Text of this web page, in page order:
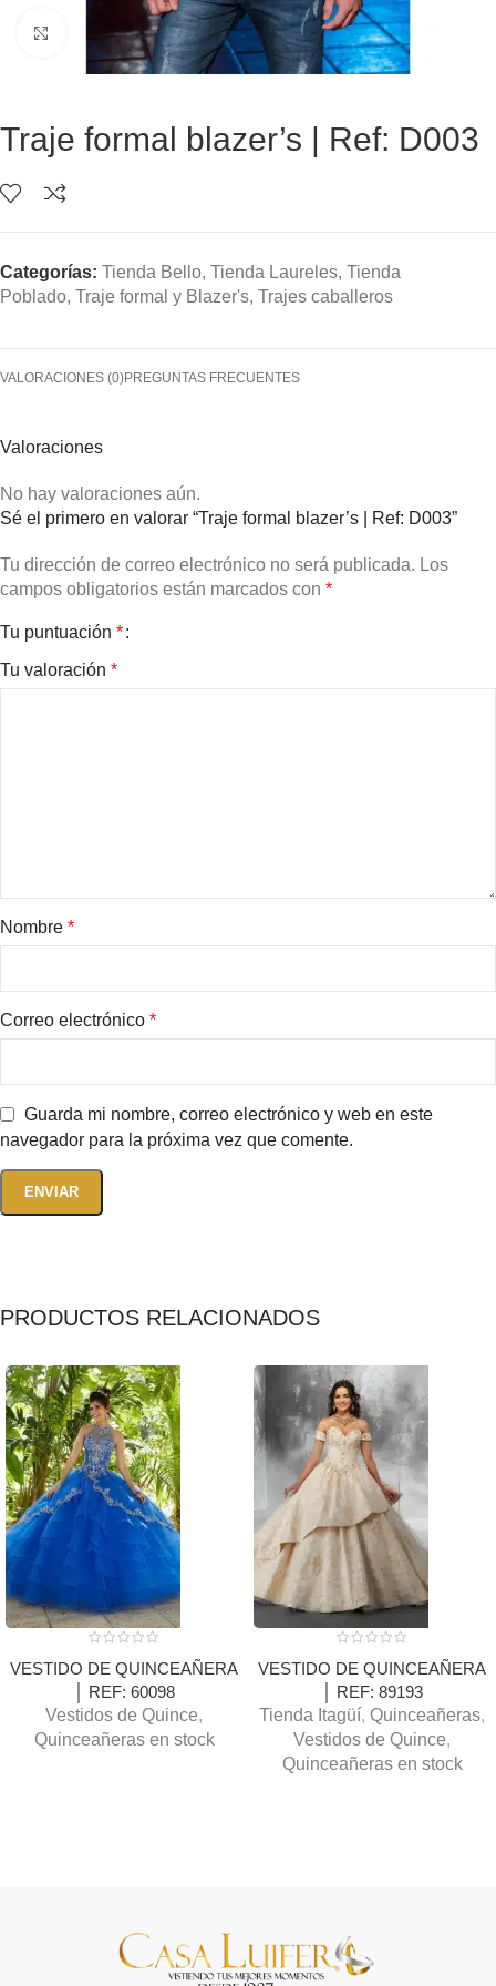
Clic para ampliar
Traje formal blazer’s | Ref: D003
Categorías: Tienda Bello, Tienda Laureles, Tienda
Poblado, Traje formal y Blazer's, Trajes caballeros
VALORACIONES (0)PREGUNTAS FRECUENTES
Valoraciones
No hay valoraciones aún.
Sé el primero en valorar “Traje formal blazer’s | Ref: D003”
Tu dirección de correo electrónico no será publicada. Los
campos obligatorios están marcados con *
Tu puntuación *
Tu valoración *
Nombre *
Correo electrónico *
Guarda mi nombre, correo electrónico y web en este
navegador para la próxima vez que comente.
PRODUCTOS RELACIONADOS
VESTIDO DE QUINCEAÑERA
│ REF: 60098
Vestidos de Quince,
Quinceañeras en stock
VESTIDO DE QUINCEAÑERA
│ REF: 89193
Tienda Itagüí, Quinceañeras,
Vestidos de Quince,
Quinceañeras en stock